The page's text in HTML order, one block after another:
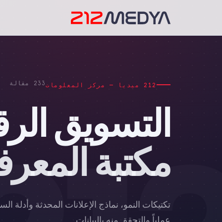
212 ميديا — مركز المعلومات 233 مقالة
التسويق
مكتبة
تكتيكات النمو، نماذج الإعلانات المحدثة وأدلة
عملياً والتحقق منه بالبيانات.